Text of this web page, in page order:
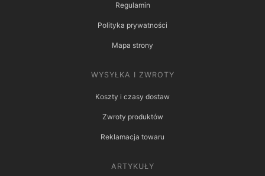
Regulamin
Polityka prywatności
Mapa strony
WYSYŁKA I ZWROTY
Koszty i czasy dostaw
Zwroty produktów
Reklamacja towaru
ARTYKUŁY